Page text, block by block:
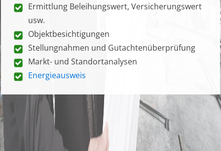
Ermittlung Beleihungswert, Versicherungswert
usw.
Objektbesichtigungen
Stellungnahmen und Gutachtenüberprüfung
Markt- und Standortanalysen
Energieausweis